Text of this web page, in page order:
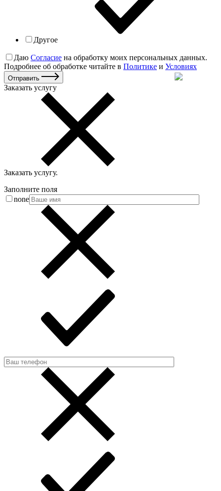
Другое
Даю Согласие на обработку моих персональных данных.
Подробнее об обработке читайте в Политике и Условиях
Отправить
Заказать услугу
Заказать услугу.
Заполните поля
none